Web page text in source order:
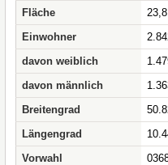
Fläche
Einwohner
davon weiblich
davon männlich
Breitengrad
Längengrad
Vorwahl